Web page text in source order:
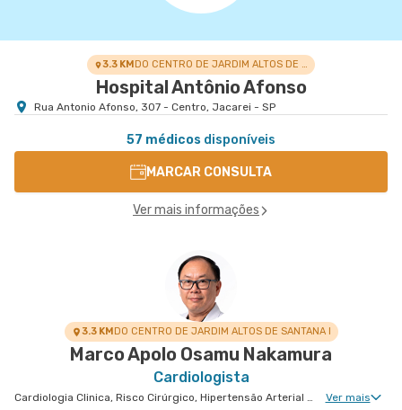
3.3 KM DO CENTRO DE JARDIM ALTOS DE SANTANA I
Hospital Antônio Afonso
Rua Antonio Afonso, 307 - Centro, Jacarei - SP
57 médicos disponíveis
MARCAR CONSULTA
Ver mais informações
3.3 KMDO CENTRO DE JARDIM ALTOS DE SANTANA I
Marco Apolo Osamu Nakamura
Cardiologista
Cardiologia Clinica, Risco Cirúrgico, Hipertensão Arterial Refratária, Cardiologia Oncológica Ver mais